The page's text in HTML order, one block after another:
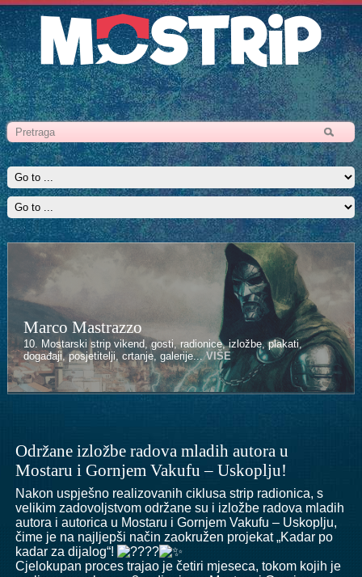
Marco Mastrazzo
10. Mostarski strip vikend, gosti, radionice, izložbe, plakati,
događaji, posjetitelji, crtanje, galerije...VIŠE
Kenan Halilović
10. Mostarski strip vikend, gosti, radionice, izložbe, plakati,
događaji, posjetitelji, crtanje, galerije...VIŠE
Održane izložbe radova mladih autora u
Mostaru i Gornjem Vakufu – Uskoplju!
Nakon uspješno realizovanih ciklusa strip radionica, s
velikim zadovoljstvom održane su i izložbe radova mladih
autora i autorica u Mostaru i Gornjem Vakufu – Uskoplju,
čime je na najljepši način zaokružen projekat „Kadar po
kadar za dijalog“!
Cjelokupan proces trajao je četiri mjeseca, tokom kojih je